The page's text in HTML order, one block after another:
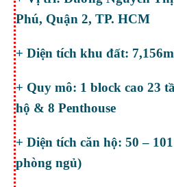
Phú, Quận 2, TP. HCM
+ Diện tích khu đất:
+ Quy mô: 1 block cao 23
hộ & 8 Penthouse
+ Diện tích căn hộ: 50 –
phòng ngủ)